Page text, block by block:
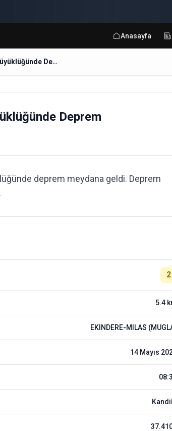
Anasayfa
EKINDERE-MILAS (MUGLA) 2 Büyüklüğünde Deprem
Deprem
deprem meydana geldi. Deprem
2
5.4
EKINDERE-MILAS
14 Mayıs